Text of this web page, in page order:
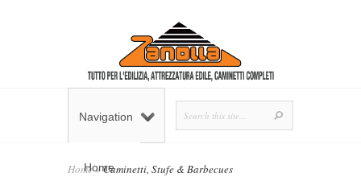
Home
Navigation
Home»Caminetti, Stufe & Barbecues